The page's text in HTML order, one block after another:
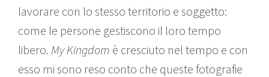
lavorare con lo stesso territorio e soggetto:
come le persone gestiscono il loro tempo
libero. My Kingdom è cresciuto nel tempo e con
esso mi sono reso conto che queste fotografie